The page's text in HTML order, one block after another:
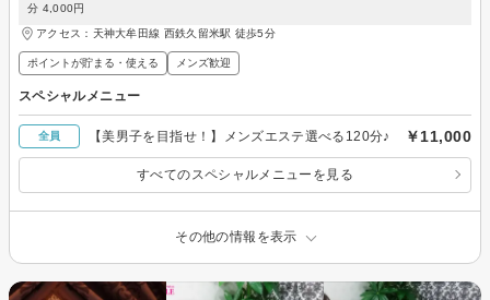
分 4,000円
アクセス：天神大牟田線 西鉄久留米駅 徒歩5分
ポイントが貯まる・使える メンズ歓迎
スペシャルメニュー
全員 【美男子を目指せ！】メンズエステ選べる120分♪ ￥11,000
すべてのスペシャルメニューを見る
その他の情報を表示